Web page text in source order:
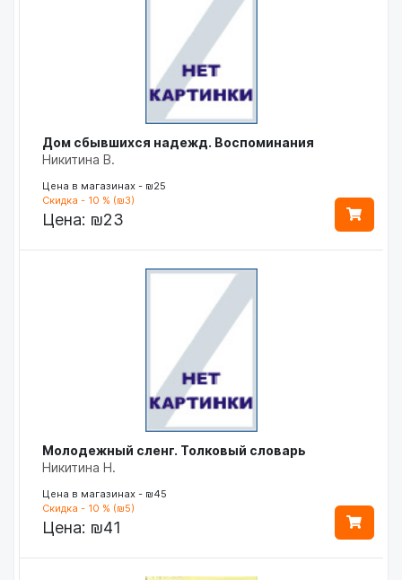
Дом сбывшихся надежд. Воспоминания
Никитина В.
Цена в магазинах - ₪25
Скидка - 10 % (₪3)
Цена: ₪23
Молодежный сленг. Толковый словарь
Никитина Н.
Цена в магазинах - ₪45
Скидка - 10 % (₪5)
Цена: ₪41